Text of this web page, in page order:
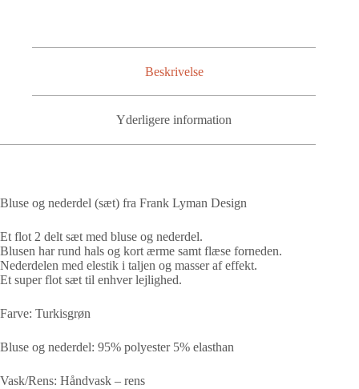
Beskrivelse
Yderligere information
Bluse og nederdel (sæt) fra Frank Lyman Design
Et flot 2 delt sæt med bluse og nederdel.
Blusen har rund hals og kort ærme samt flæse forneden.
Nederdelen med elestik i taljen og masser af effekt.
Et super flot sæt til enhver lejlighed.
Farve: Turkisgrøn
Bluse og nederdel: 95% polyester 5% elasthan
Vask/Rens: Håndvask – rens